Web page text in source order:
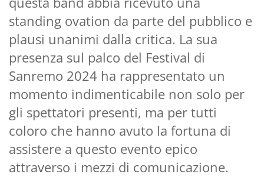
standing ovation da parte del pubblico e
plausi unanimi dalla critica. La sua
presenza sul palco del Festival di
Sanremo 2024 ha rappresentato un
momento indimenticabile non solo per
gli spettatori presenti, ma per tutti
coloro che hanno avuto la fortuna di
assistere a questo evento epico
attraverso i mezzi di comunicazione.